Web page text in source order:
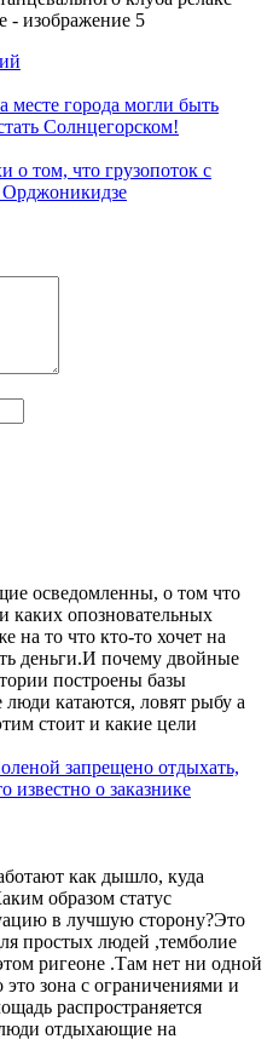
города могли быть
Солнцегорском!
о том, что грузопоток с
Орджоникидзе
осведомленны, о том что
каких опозновательных
на то что кто-то хочет на
деньги.И почему двойные
построены базы
катаются, ловят рыбу а
стоит и какие цели
запрещено отдыхать,
известно о заказнике
как дышло, куда
образом статус
в лучшую сторону?Это
простых людей ,темболие
ригеоне .Там нет ни одной
это зона с ограничениями и
распространяется
отдыхающие на